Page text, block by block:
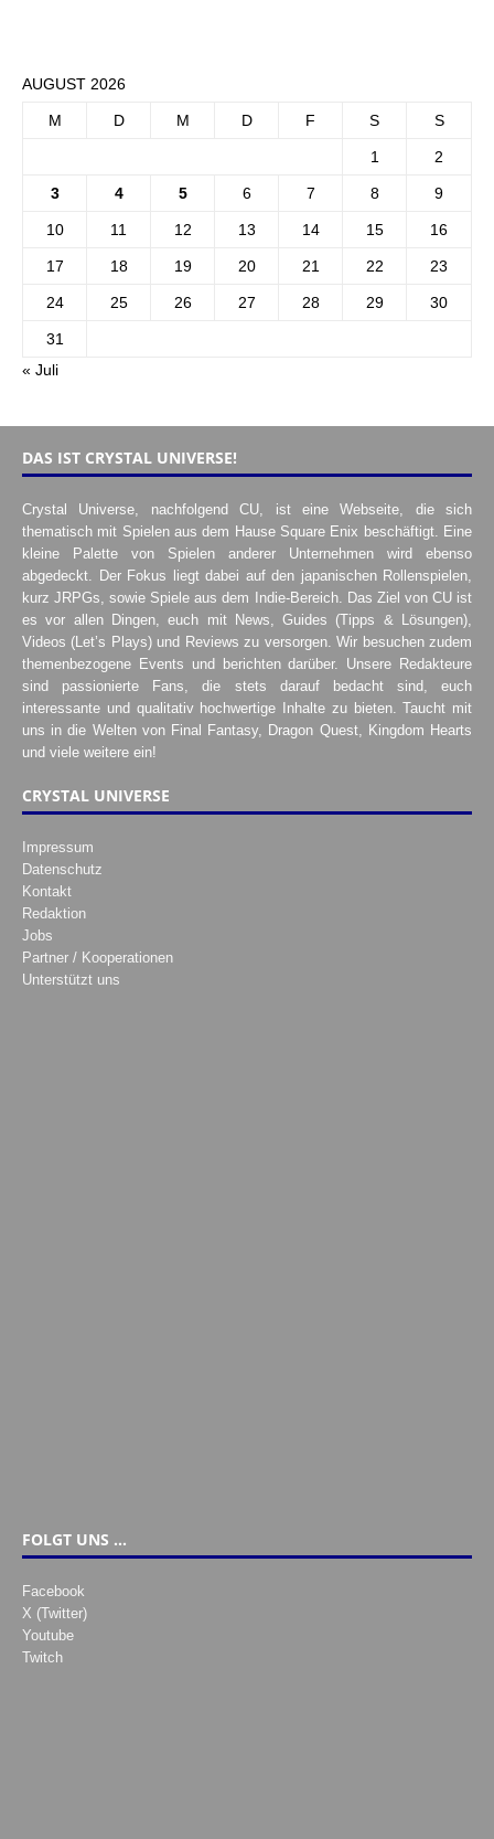
AUGUST 2026
M D M D F S S
1 2
3 4 5 6 7 8 9
10 11 12 13 14 15 16
17 18 19 20 21 22 23
24 25 26 27 28 29 30
31
« Juli
DAS IST CRYSTAL UNIVERSE!
Crystal Universe, nachfolgend CU, ist eine Webseite, die sich
thematisch mit Spielen aus dem Hause Square Enix beschäftigt. Eine
kleine Palette von Spielen anderer Unternehmen wird ebenso
abgedeckt. Der Fokus liegt dabei auf den japanischen Rollenspielen,
kurz JRPGs, sowie Spiele aus dem Indie-Bereich. Das Ziel von CU ist
es vor allen Dingen, euch mit News, Guides (Tipps & Lösungen),
Videos (Let’s Plays) und Reviews zu versorgen. Wir besuchen zudem
themenbezogene Events und berichten darüber. Unsere Redakteure
sind passionierte Fans, die stets darauf bedacht sind, euch
interessante und qualitativ hochwertige Inhalte zu bieten. Taucht mit
uns in die Welten von Final Fantasy, Dragon Quest, Kingdom Hearts
und viele weitere ein!
CRYSTAL UNIVERSE
Impressum
Datenschutz
Kontakt
Redaktion
Jobs
Partner / Kooperationen
Unterstützt uns
FOLGT UNS …
Facebook
X (Twitter)
Youtube
Twitch